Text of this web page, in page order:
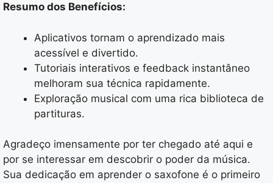
Resumo dos Benefícios:
Aplicativos tornam o aprendizado mais
acessível e divertido.
Tutoriais interativos e feedback instantâneo
melhoram sua técnica rapidamente.
Exploração musical com uma rica biblioteca de
partituras.
Agradeço imensamente por ter chegado até aqui e
por se interessar em descobrir o poder da música.
Sua dedicação em aprender o saxofone é o primeiro